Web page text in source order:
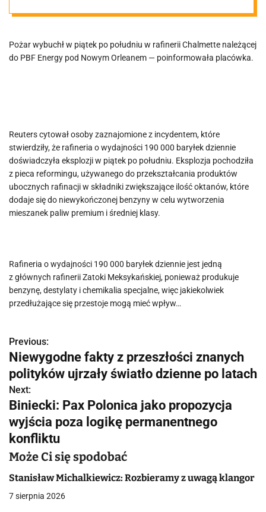
okolicach
Nowego
Pożar wybuchł w piątek po południu w rafinerii Chalmette należącej
do PBF Energy pod Nowym Orleanem — poinformowała placówka.
Reuters cytował osoby zaznajomione z incydentem, które
stwierdziły, że rafineria o wydajności 190 000 baryłek dziennie
doświadczyła eksplozji w piątek po południu. Eksplozja pochodziła
z pieca reformingu, używanego do przekształcania produktów
ubocznych rafinacji w składniki zwiększające ilość oktanów, które
dodaje się do niewykończonej benzyny w celu wytworzenia
mieszanek paliw premium i średniej klasy.
Rafineria o wydajności 190 000 baryłek dziennie jest jedną
z głównych rafinerii Zatoki Meksykańskiej, ponieważ produkuje
benzynę, destylaty i chemikalia specjalne, więc jakiekolwiek
przedłużające się przestoje mogą mieć wpływ…
N
a
w
i
g
a
c
j
Previous:
Niewygodne fakty z przeszłości znanych
polityków ujrzały światło dzienne po latach
Next:
Biniecki: Pax Polonica jako propozycja
wyjścia poza logikę permanentnego
konfliktu
Może Ci się spodobać
Stanisław Michalkiewicz: Rozbieramy z uwagą klangor
7 sierpnia 2026